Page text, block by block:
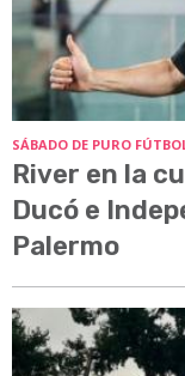
SÁBADO DE PURO
River en la
Ducó e
Palermo